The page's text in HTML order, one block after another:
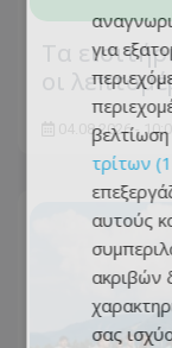
Τα
οι
04.08.2026 -
για
τρίτων
αυτούς
ακριβών
σας